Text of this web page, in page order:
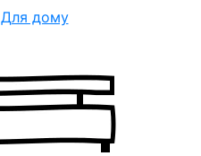
Для дому